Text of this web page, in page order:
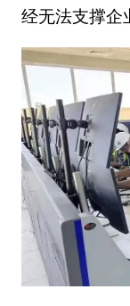
经无法支撑企